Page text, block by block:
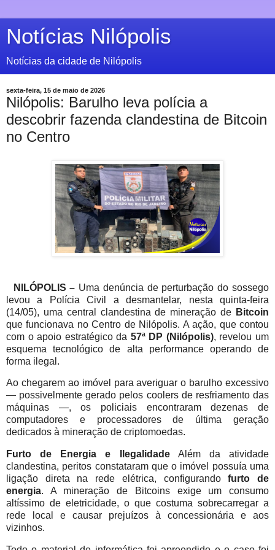
Notícias Nilópolis
Notícias da cidade de Nilópolis
sexta-feira, 15 de maio de 2026
Nilópolis: Barulho leva polícia a
descobrir fazenda clandestina de Bitcoin
no Centro
NILÓPOLIS – Uma denúncia de perturbação do sossego
levou a Polícia Civil a desmantelar, nesta quinta-feira
(14/05), uma central clandestina de mineração de Bitcoin
que funcionava no Centro de Nilópolis. A ação, que contou
com o apoio estratégico da 57ª DP (Nilópolis), revelou um
esquema tecnológico de alta performance operando de
forma ilegal.
Ao chegarem ao imóvel para averiguar o barulho excessivo
— possivelmente gerado pelos coolers de resfriamento das
máquinas —, os policiais encontraram dezenas de
computadores e processadores de última geração
dedicados à mineração de criptomoedas.
Furto de Energia e IlegalidadeAlém da atividade
clandestina, peritos constataram que o imóvel possuía uma
ligação direta na rede elétrica, configurandofurto de
energia. A mineração de Bitcoins exige um consumo
altíssimo de eletricidade, o que costuma sobrecarregar a
rede local e causar prejuízos à concessionária e aos
vizinhos.